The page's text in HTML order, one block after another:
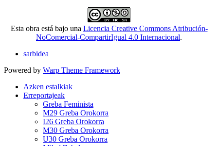
Esta obra está bajo una Licencia Creative Commons Atribución-
NoComercial-CompartirIgual 4.0 Internacional.
sarbidea
Powered by Warp Theme Framework
Azken estalkiak
Erreportajeak
Greba Feminista
M29 Greba Orokorra
I26 Greba Orokorra
M30 Greba Orokorra
U30 Greba Orokorra